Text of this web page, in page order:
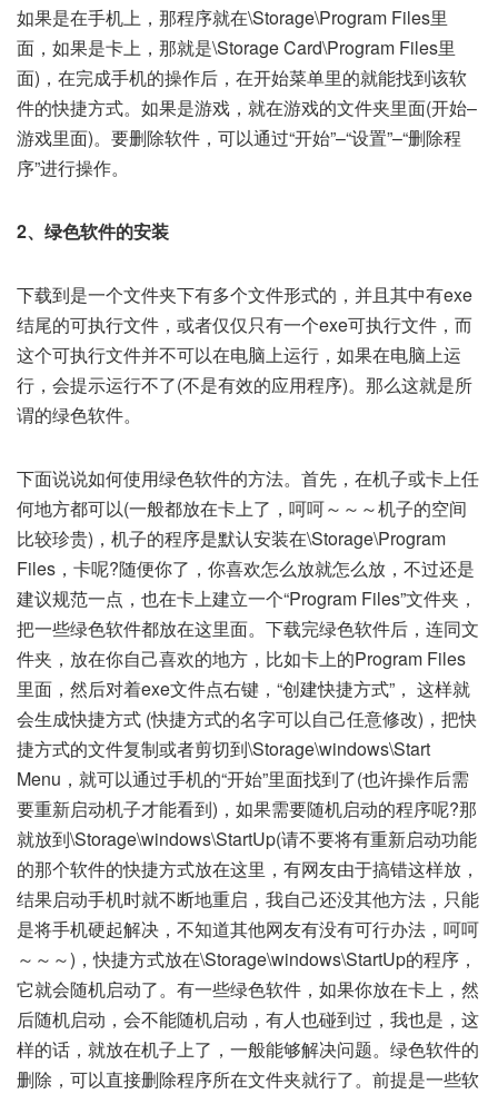
如果是在手机上，那程序就在\Storage\Program Files里
面，如果是卡上，那就是\Storage Card\Program Files里
面)，在完成手机的操作后，在开始菜单里的就能找到该软
件的快捷方式。如果是游戏，就在游戏的文件夹里面(开始–
游戏里面)。要删除软件，可以通过“开始”–“设置”–“删除程
序”进行操作。
2、绿色软件的安装
下载到是一个文件夹下有多个文件形式的，并且其中有exe
结尾的可执行文件，或者仅仅只有一个exe可执行文件，而
这个可执行文件并不可以在电脑上运行，如果在电脑上运
行，会提示运行不了(不是有效的应用程序)。那么这就是所
谓的绿色软件。
下面说说如何使用绿色软件的方法。首先，在机子或卡上任
何地方都可以(一般都放在卡上了，呵呵～～～机子的空间
比较珍贵)，机子的程序是默认安装在\Storage\Program
Files，卡呢?随便你了，你喜欢怎么放就怎么放，不过还是
建议规范一点，也在卡上建立一个“Program Files”文件夹，
把一些绿色软件都放在这里面。下载完绿色软件后，连同文
件夹，放在你自己喜欢的地方，比如卡上的Program Files
里面，然后对着exe文件点右键，“创建快捷方式”， 这样就
会生成快捷方式 (快捷方式的名字可以自己任意修改)，把快
捷方式的文件复制或者剪切到\Storage\windows\Start
Menu，就可以通过手机的“开始”里面找到了(也许操作后需
要重新启动机子才能看到)，如果需要随机启动的程序呢?那
就放到\Storage\windows\StartUp(请不要将有重新启动功能
的那个软件的快捷方式放在这里，有网友由于搞错这样放，
结果启动手机时就不断地重启，我自己还没其他方法，只能
是将手机硬起解决，不知道其他网友有没有可行办法，呵呵
～～～)，快捷方式放在\Storage\windows\StartUp的程序，
它就会随机启动了。有一些绿色软件，如果你放在卡上，然
后随机启动，会不能随机启动，有人也碰到过，我也是，这
样的话，就放在机子上了，一般能够解决问题。绿色软件的
删除，可以直接删除程序所在文件夹就行了。前提是一些软